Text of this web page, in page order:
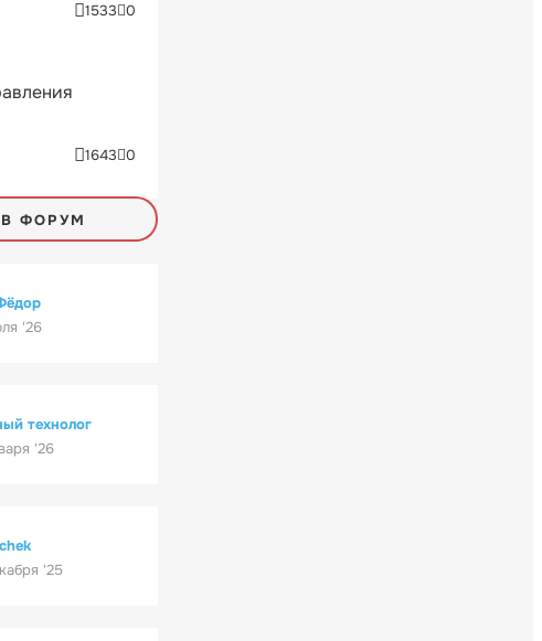
1533 0
1643 0
ФОРУМ
'26
технолог
'26
'25